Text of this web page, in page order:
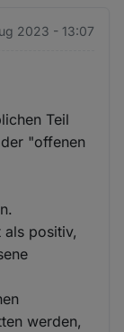
2023 - 13:07
Teil
"offenen
positiv,
werden,